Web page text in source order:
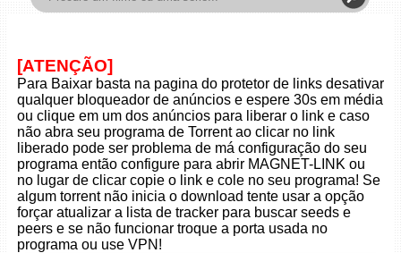
[ATENÇÃO]
Para Baixar basta na pagina do protetor de links desativar
qualquer bloqueador de anúncios e espere 30s em média
ou clique em um dos anúncios para liberar o link e caso
não abra seu programa de Torrent ao clicar no link
liberado pode ser problema de má configuração do seu
programa então configure para abrir MAGNET-LINK ou
no lugar de clicar copie o link e cole no seu programa! Se
algum torrent não inicia o download tente usar a opção
forçar atualizar a lista de tracker para buscar seeds e
peers e se não funcionar troque a porta usada no
programa ou use VPN!